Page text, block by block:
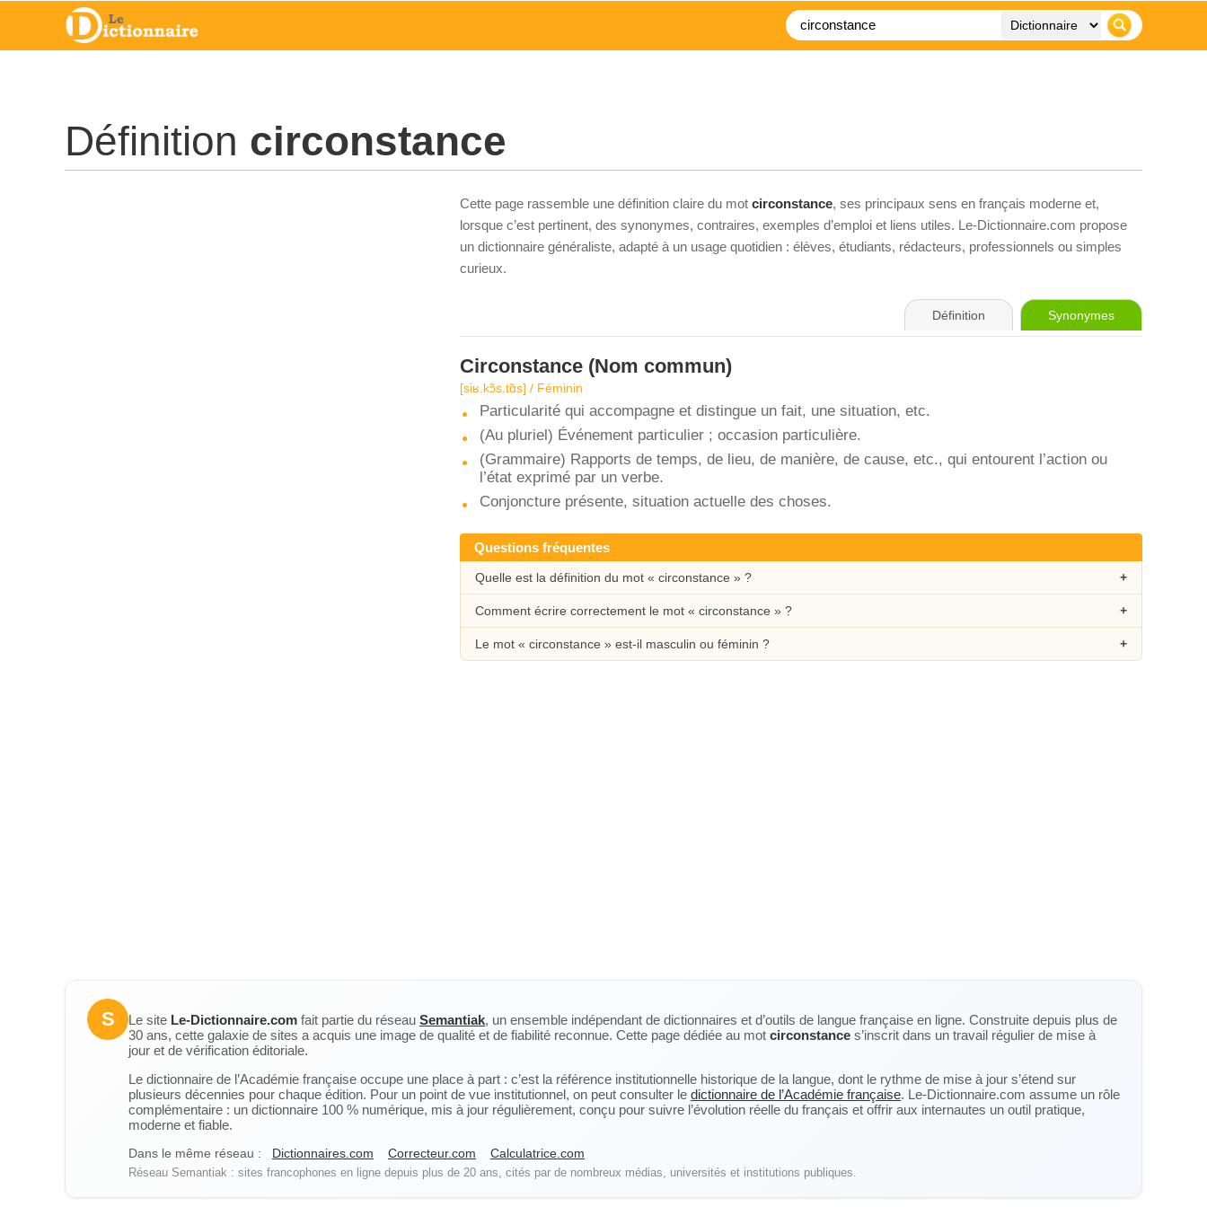
Définition circonstance
Cette page rassemble une définition claire du mot circonstance, ses principaux sens en français moderne et,
lorsque c’est pertinent, des synonymes, contraires, exemples d’emploi et liens utiles. Le-Dictionnaire.com propose
un dictionnaire généraliste, adapté à un usage quotidien : élèves, étudiants, rédacteurs, professionnels ou simples
curieux.
Définition Synonymes
Circonstance (Nom commun)
[siʁ.kɔ̃s.tɑ̃s] / Féminin
Particularité qui accompagne et distingue un fait, une situation, etc.
(Au pluriel) Événement particulier ; occasion particulière.
(Grammaire) Rapports de temps, de lieu, de manière, de cause, etc., qui entourent l’action ou
l’état exprimé par un verbe.
Conjoncture présente, situation actuelle des choses.
Questions fréquentes
Quelle est la définition du mot « circonstance » ?
Comment écrire correctement le mot « circonstance » ?
Le mot « circonstance » est-il masculin ou féminin ?
S Le site Le-Dictionnaire.com fait partie du réseau Semantiak, un ensemble indépendant de dictionnaires et d’outils de langue française en ligne. Construite depuis plus de
30 ans, cette galaxie de sites a acquis une image de qualité et de fiabilité reconnue. Cette page dédiée au mot circonstance s’inscrit dans un travail régulier de mise à
jour et de vérification éditoriale.
Le dictionnaire de l’Académie française occupe une place à part : c’est la référence institutionnelle historique de la langue, dont le rythme de mise à jour s’étend sur
plusieurs décennies pour chaque édition. Pour un point de vue institutionnel, on peut consulter le dictionnaire de l’Académie française. Le-Dictionnaire.com assume un rôle
complémentaire : un dictionnaire 100 % numérique, mis à jour régulièrement, conçu pour suivre l’évolution réelle du français et offrir aux internautes un outil pratique,
moderne et fiable.
Dans le même réseau : Dictionnaires.com Correcteur.com Calculatrice.com
Réseau Semantiak : sites francophones en ligne depuis plus de 20 ans, cités par de nombreux médias, universités et institutions publiques.